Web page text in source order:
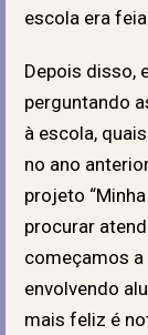
escola era
Depois disso,
perguntando
à escola,
no ano
projeto
procurar
começamos
envolvendo
mais feliz é